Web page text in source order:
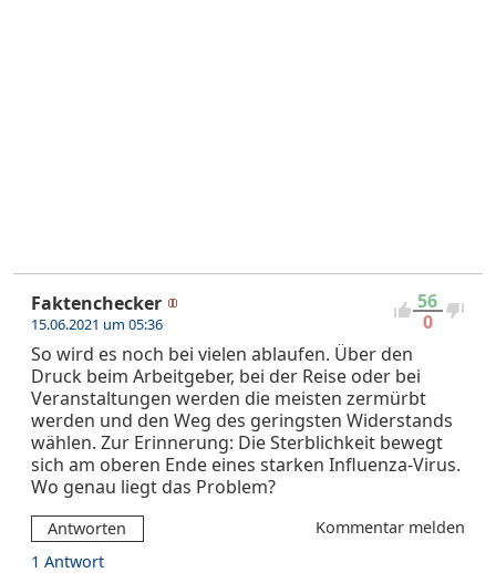
56
0
Faktenchecker
15.06.2021 um 05:36
So wird es noch bei vielen ablaufen. Über den
Druck beim Arbeitgeber, bei der Reise oder bei
Veranstaltungen werden die meisten zermürbt
werden und den Weg des geringsten Widerstands
wählen. Zur Erinnerung: Die Sterblichkeit bewegt
sich am oberen Ende eines starken Influenza-Virus.
Wo genau liegt das Problem?
Antworten
Kommentar melden
1 Antwort